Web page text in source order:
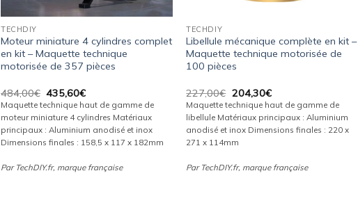
TECHDIY
Moteur miniature 4 cylindres complet
en kit – Maquette technique
motorisée de 357 pièces
484,00€ Le
prix
initial
était :
484,00€.
435,60€Le
prix
actuel
est :
435,60€.
Maquette technique haut de gamme de
moteur miniature 4 cylindres Matériaux
principaux : Aluminium anodisé et inox
Dimensions finales : 158,5 x 117 x 182mm
Par TechDIY.fr, marque française
TECHDIY
Libellule mécanique complète en kit –
Maquette technique motorisée de
100 pièces
227,00€ Le
prix
initial
était :
227,00€.
204,30€Le
prix
actuel
est :
204,30€.
Maquette technique haut de gamme de
libellule Matériaux principaux : Aluminium
anodisé et inox Dimensions finales : 220 x
271 x 114mm
Par TechDIY.fr, marque française